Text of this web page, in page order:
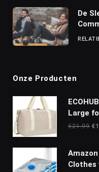
De
Onze Producten
Large
€21.99 €
Clothes